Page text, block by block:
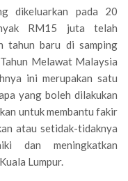
dikeluarkan pada 20
RM15 juta telah
tahun baru di samping
Melawat Malaysia
ini merupakan satu
yang boleh dilakukan
untuk membantu fakir
atau setidak-tidaknya
dan meningkatkan
Lumpur.